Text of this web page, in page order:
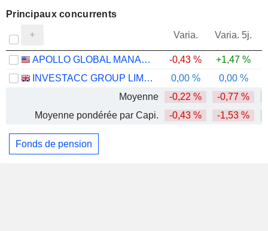
Principaux concurrents
Varia. Varia. 5j.
APOLLO GLOBAL MANAGEMENT, INC.
-0,43 % +1,47 %
INVESTACC GROUP LIMITED
0,00 % 0,00 %
Moyenne
-0,22 % -0,77 %
Moyenne pondérée par Capi.
-0,43 % -1,53 %
Fonds de pension